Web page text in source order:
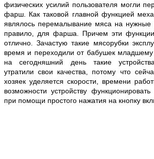
физических усилий пользователя могли
фарш. Как таковой главной функцией
являлось перемалывание мяса на нужные
правило, для фарша. Причем эти
отлично. Зачастую такие мясорубки
время и переходили от бабушек
на сегодняшний день такие
утратили свои качества, потому что
хозяек уделяется скорости, времени
возможности устройству
при помощи простого нажатия на кнопку